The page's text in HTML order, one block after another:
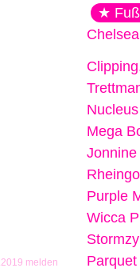
melden
Nucleus
Mega
Jonnine
Purple
Wicca
Stormzy